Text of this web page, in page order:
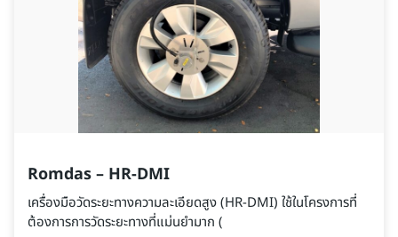
Romdas – HR-DMI
เครื่องมือวัดระยะทางความละเอียดสูง (HR-DMI) ใช้ในโครงการที่
ต้องการการวัดระยะทางที่แม่นยํามาก (